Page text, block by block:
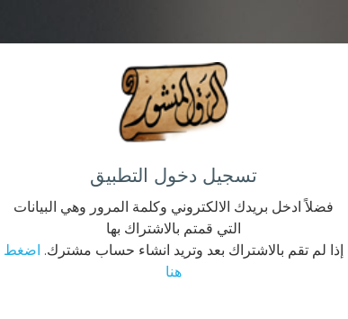
تسجيل دخول التطبيق
فضلاً ادخل بريدك الالكتروني وكلمة المرور وهي البيانات
التي قمتم بالاشتراك بها
إذا لم تقم بالاشتراك بعد وتريد انشاء حساب مشترك. اضغط
هنا